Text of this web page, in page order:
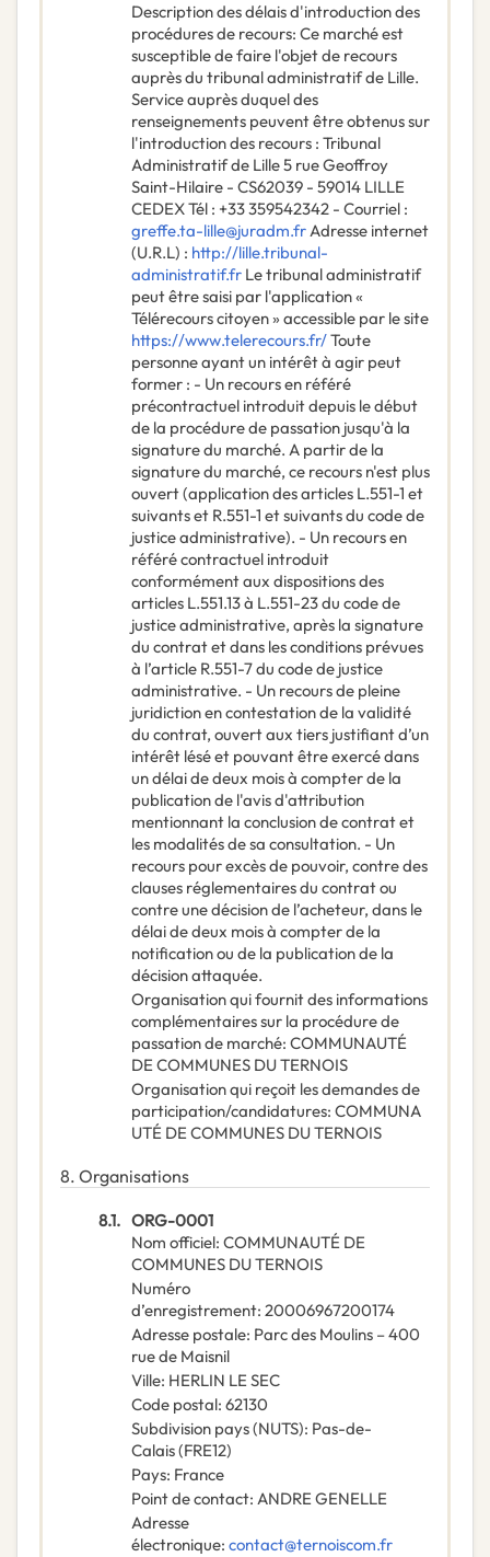
Description des délais d'introduction des
procédures de recours: Ce marché est
susceptible de faire l'objet de recours
auprès du tribunal administratif de Lille.
Service auprès duquel des
renseignements peuvent être obtenus sur
l'introduction des recours : Tribunal
Administratif de Lille 5 rue Geoffroy
Saint-Hilaire - CS62039 - 59014 LILLE
CEDEX Tél : +33 359542342 - Courriel :
greffe.ta-lille@juradm.frAdresse internet
(U.R.L) : http://lille.tribunal-
administratif.fr Le tribunal administratif
peut être saisi par l'application «
Télérecours citoyen » accessible par le site
https://www.telerecours.fr/Toute
personne ayant un intérêt à agir peut
former : - Un recours en référé
précontractuel introduit depuis le début
de la procédure de passation jusqu'à la
signature du marché. A partir de la
signature du marché, ce recours n'est plus
ouvert (application des articles L.551-1 et
suivants et R.551-1 et suivants du code de
justice administrative). - Un recours en
référé contractuel introduit
conformément aux dispositions des
articles L.551.13 à L.551-23 du code de
justice administrative, après la signature
du contrat et dans les conditions prévues
à l’article R.551-7 du code de justice
administrative. - Un recours de pleine
juridiction en contestation de la validité
du contrat, ouvert aux tiers justifiant d’un
intérêt lésé et pouvant être exercé dans
un délai de deux mois à compter de la
publication de l'avis d'attribution
mentionnant la conclusion de contrat et
les modalités de sa consultation. - Un
recours pour excès de pouvoir, contre des
clauses réglementaires du contrat ou
contre une décision de l’acheteur, dans le
délai de deux mois à compter de la
notification ou de la publication de la
décision attaquée.
Organisation qui fournit des informations
complémentaires sur la procédure de
passation de marché: COMMUNAUTÉ
DE COMMUNES DU TERNOIS
Organisation qui reçoit les demandes de
participation/candidatures: COMMUNA
UTÉ DE COMMUNES DU TERNOIS
8. Organisations
8.1. ORG-0001
Nom officiel: COMMUNAUTÉ DE
COMMUNES DU TERNOIS
Numéro
d’enregistrement: 20006967200174
Adresse postale: Parc des Moulins – 400
rue de Maisnil
Ville: HERLIN LE SEC
Code postal: 62130
Subdivision pays (NUTS): Pas-de-
Calais(FRE12)
Pays: France
Point de contact: ANDRE GENELLE
Adresse
électronique: contact@ternoiscom.fr